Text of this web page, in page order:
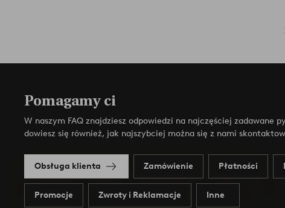
Pomagamy ci
W naszym FAQ znajdziesz odpowiedzi na najczęściej zadawane
dowiesz się również, jak najszybciej można się z nami
Obsługa klienta Zamówienie Płatności
Promocje Zwroty i Reklamacje Inne